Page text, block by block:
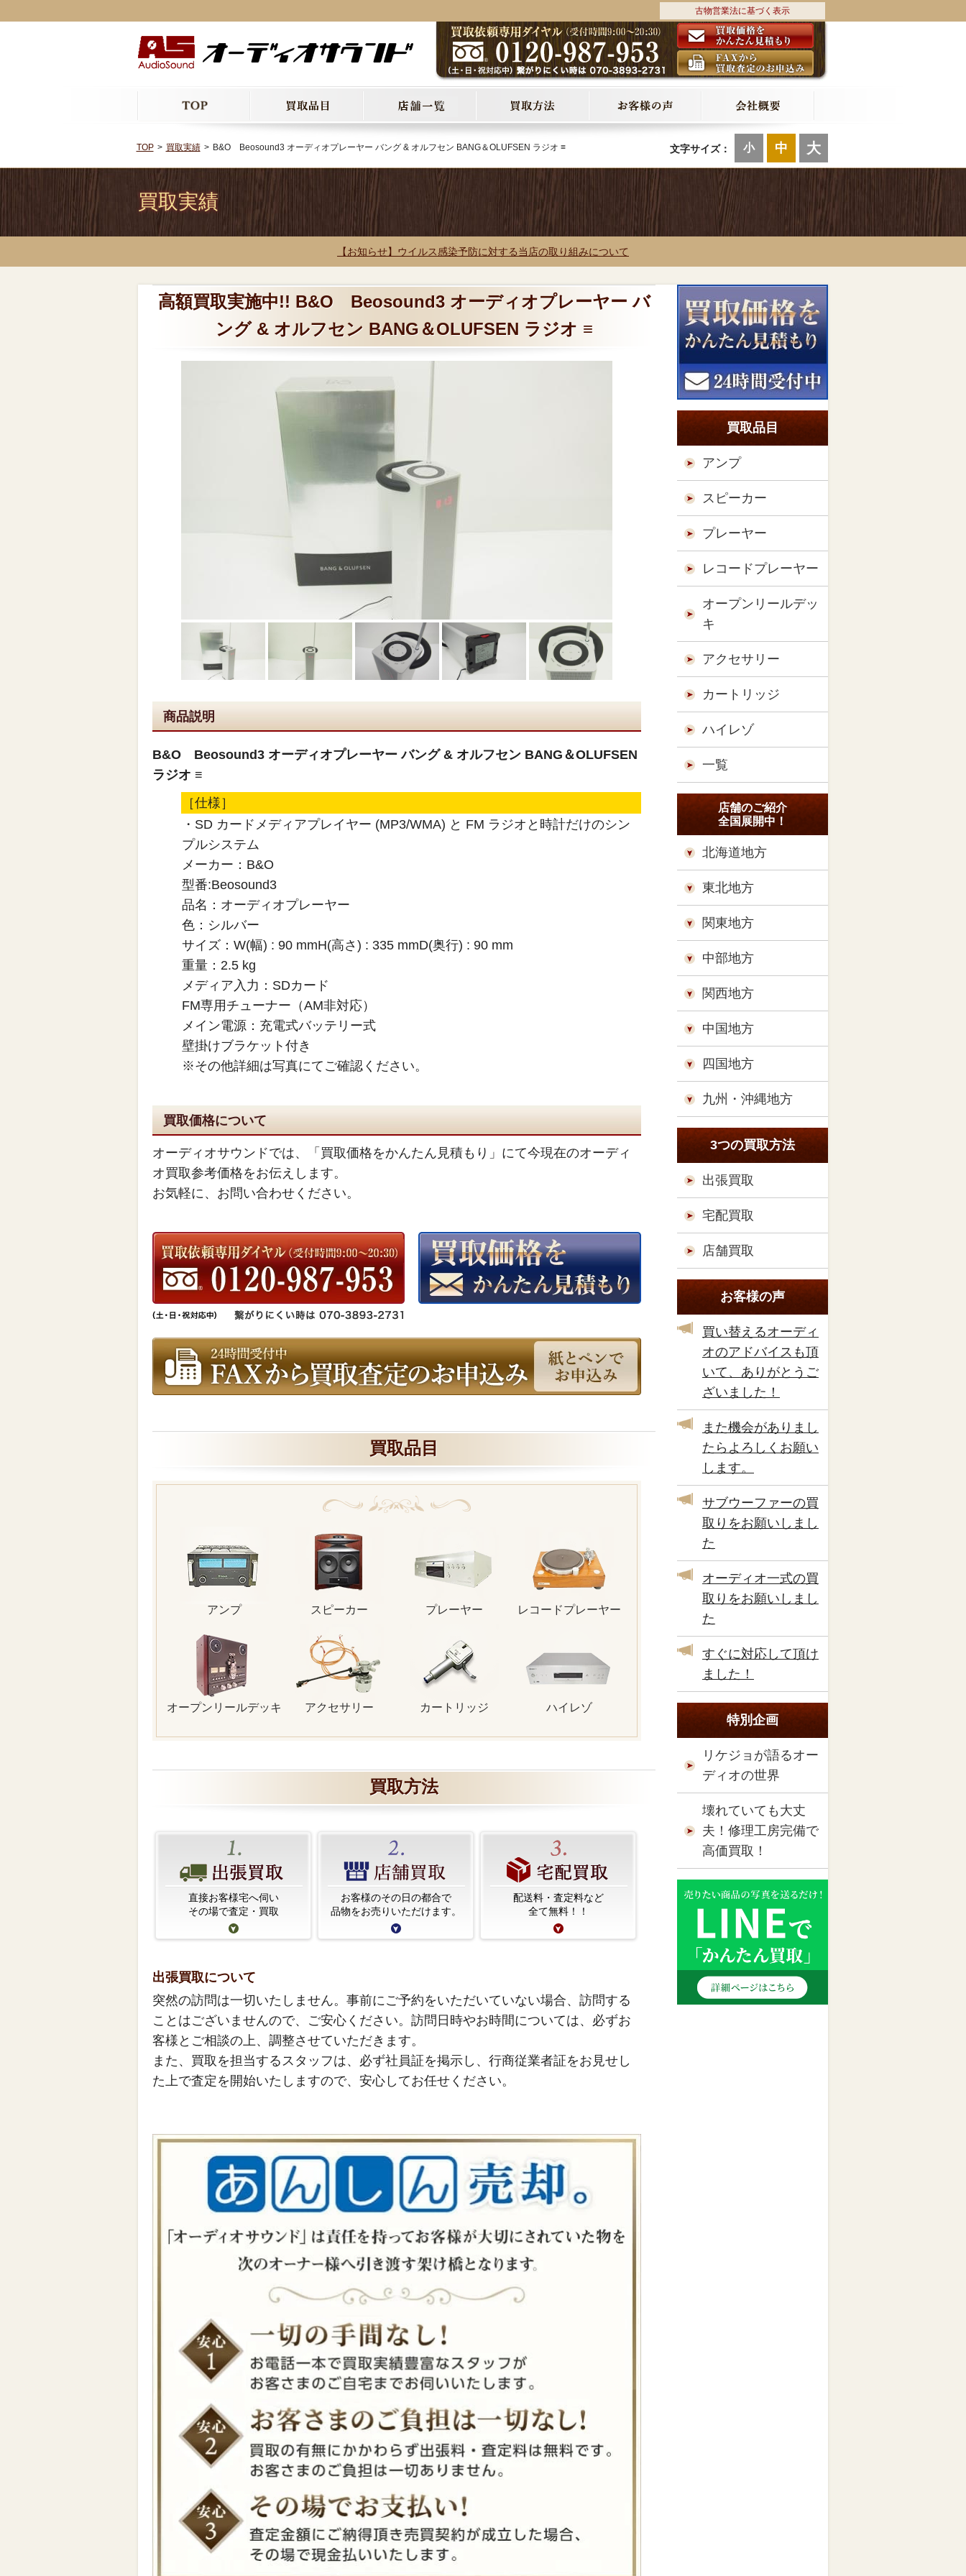
古物営業法に基づく表示
文字サイズ： 小 中 大
TOP 買取実績 B&O Beosound3 オーディオプレーヤー バング & オルフセン BANG＆OLUFSEN ラジオ ≡
買取実績
【お知らせ】ウイルス感染予防に対する当店の取り組みについて
高額買取実施中!! B&O Beosound3 オーディオプレーヤー バ
ング & オルフセン BANG＆OLUFSEN ラジオ ≡
商品説明
B&O Beosound3 オーディオプレーヤー バング & オルフセン BANG＆OLUFSEN
ラジオ ≡
［仕様］
・SD カードメディアプレイヤー (MP3/WMA) と FM ラジオと時計だけのシン
プルシステム
メーカー：B&O
型番:Beosound3
品名：オーディオプレーヤー
色：シルバー
サイズ：W(幅) : 90 mmH(高さ) : 335 mmD(奥行) : 90 mm
重量：2.5 kg
メディア入力：SDカード
FM専用チューナー（AM非対応）
メイン電源：充電式バッテリー式
壁掛けブラケット付き
※その他詳細は写真にてご確認ください。
買取価格について
オーディオサウンドでは、「買取価格をかんたん見積もり」にて今現在のオーディ
オ買取参考価格をお伝えします。
お気軽に、お問い合わせください。
買取品目
アンプ スピーカー プレーヤー レコードプレーヤー
オープンリールデッキ アクセサリー カートリッジ ハイレゾ
買取方法
直接お客様宅へ伺い
その場で査定・買取
お客様のその日の都合で
品物をお売りいただけます。
配送料・査定料など
全て無料！！
出張買取について
突然の訪問は一切いたしません。事前にご予約をいただいていない場合、訪問する
ことはございませんので、ご安心ください。訪問日時やお時間については、必ずお
客様とご相談の上、調整させていただきます。
また、買取を担当するスタッフは、必ず社員証を掲示し、行商従業者証をお見せし
た上で査定を開始いたしますので、安心してお任せください。
買取品目
アンプ
スピーカー
プレーヤー
レコードプレーヤー
オープンリールデッ
キ
アクセサリー
カートリッジ
ハイレゾ
一覧
店舗のご紹介
全国展開中！
北海道地方
東北地方
関東地方
中部地方
関西地方
中国地方
四国地方
九州・沖縄地方
3つの買取方法
出張買取
宅配買取
店舗買取
お客様の声
買い替えるオーディ
オのアドバイスも頂
いて、ありがとうご
ざいました！
また機会がありまし
たらよろしくお願い
します。
サブウーファーの買
取りをお願いしまし
た
オーディオ一式の買
取りをお願いしまし
た
すぐに対応して頂け
ました！
特別企画
リケジョが語るオー
ディオの世界
壊れていても大丈
夫！修理工房完備で
高価買取！